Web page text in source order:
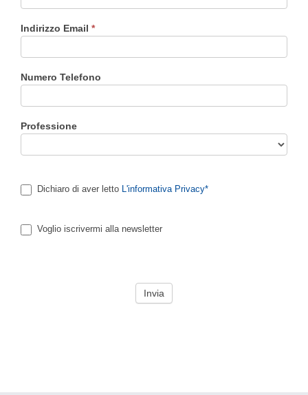
Indirizzo Email *
Numero Telefono
Professione
Dichiaro di aver letto L'informativa Privacy*
Voglio iscrivermi alla newsletter